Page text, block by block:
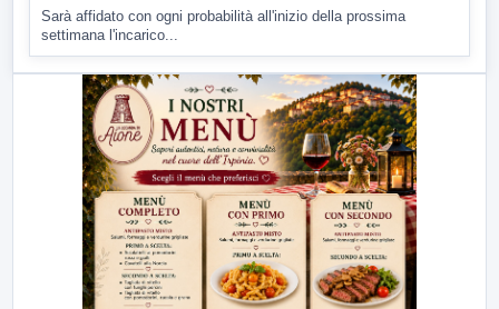
Sarà affidato con ogni probabilità all'inizio della prossima
settimana l'incarico...